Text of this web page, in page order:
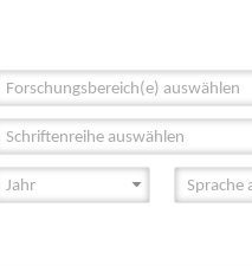
Forschungsbereich(e) auswählen
Schriftenreihe auswählen